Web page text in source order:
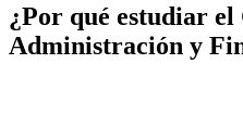
¿Por qué estudiar
Administración y